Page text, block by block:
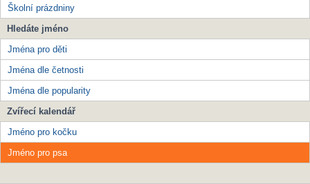
Školní prázdniny
Hledáte jméno
Jména pro děti
Jména dle četnosti
Jména dle popularity
Zvířecí kalendář
Jméno pro kočku
Jméno pro psa